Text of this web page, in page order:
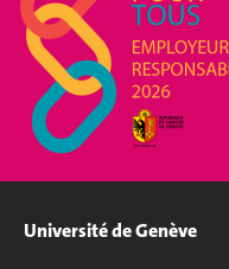
Université de Genève